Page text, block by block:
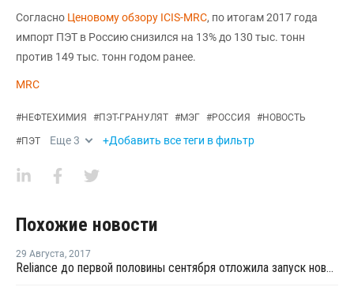
Согласно Ценовому обзору ICIS-MRC, по итогам 2017 года
импорт ПЭТ в Россию снизился на 13% до 130 тыс. тонн
против 149 тыс. тонн годом ранее.
MRC
#НЕФТЕХИМИЯ #ПЭТ-ГРАНУЛЯТ #МЭГ #РОССИЯ #НОВОСТЬ
#ПЭТ Еще3 +Добавить все теги в фильтр
Похожие новости
29 Августа, 2017
Reliance до первой половины сентября отложила запуск нового завода МЭГ в Джамнагаре